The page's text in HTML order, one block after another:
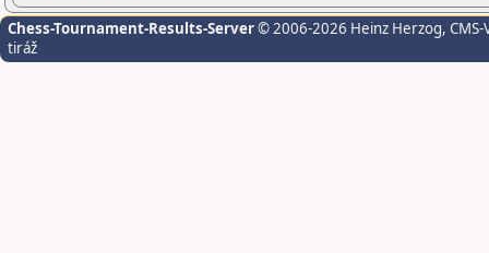
Chess-Tournament-Results-Server© 2006-2026 Heinz Herzog,
tiráž